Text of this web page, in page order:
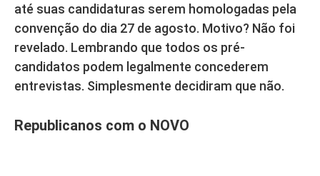
até suas candidaturas serem homologadas pela
convenção do dia 27 de agosto. Motivo? Não foi
revelado. Lembrando que todos os pré-
candidatos podem legalmente concederem
entrevistas. Simplesmente decidiram que não.
Republicanos com o NOVO